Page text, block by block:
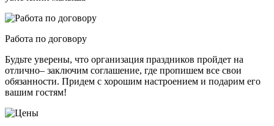
Работа по договору
Будьте уверены, что организация праздников пройдет на
отлично– заключим соглашение, где пропишем все свои
обязанности. Придем с хорошим настроением и подарим его
вашим гостям!